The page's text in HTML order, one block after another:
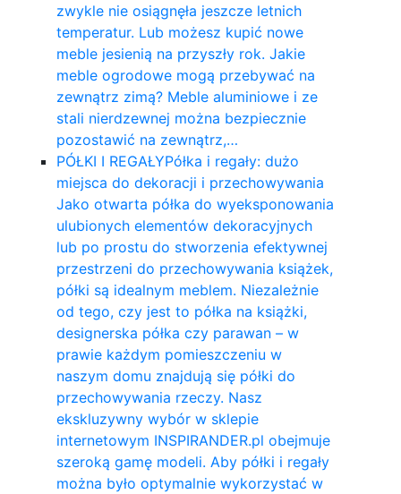
zwykle nie osiągnęła jeszcze letnich
temperatur. Lub możesz kupić nowe
meble jesienią na przyszły rok. Jakie
meble ogrodowe mogą przebywać na
zewnątrz zimą? Meble aluminiowe i ze
stali nierdzewnej można bezpiecznie
pozostawić na zewnątrz,…
PÓŁKI I REGAŁYPółka i regały: dużo
miejsca do dekoracji i przechowywania
Jako otwarta półka do wyeksponowania
ulubionych elementów dekoracyjnych
lub po prostu do stworzenia efektywnej
przestrzeni do przechowywania książek,
półki są idealnym meblem. Niezależnie
od tego, czy jest to półka na książki,
designerska półka czy parawan – w
prawie każdym pomieszczeniu w
naszym domu znajdują się półki do
przechowywania rzeczy. Nasz
ekskluzywny wybór w sklepie
internetowym INSPIRANDER.pl obejmuje
szeroką gamę modeli. Aby półki i regały
można było optymalnie wykorzystać w